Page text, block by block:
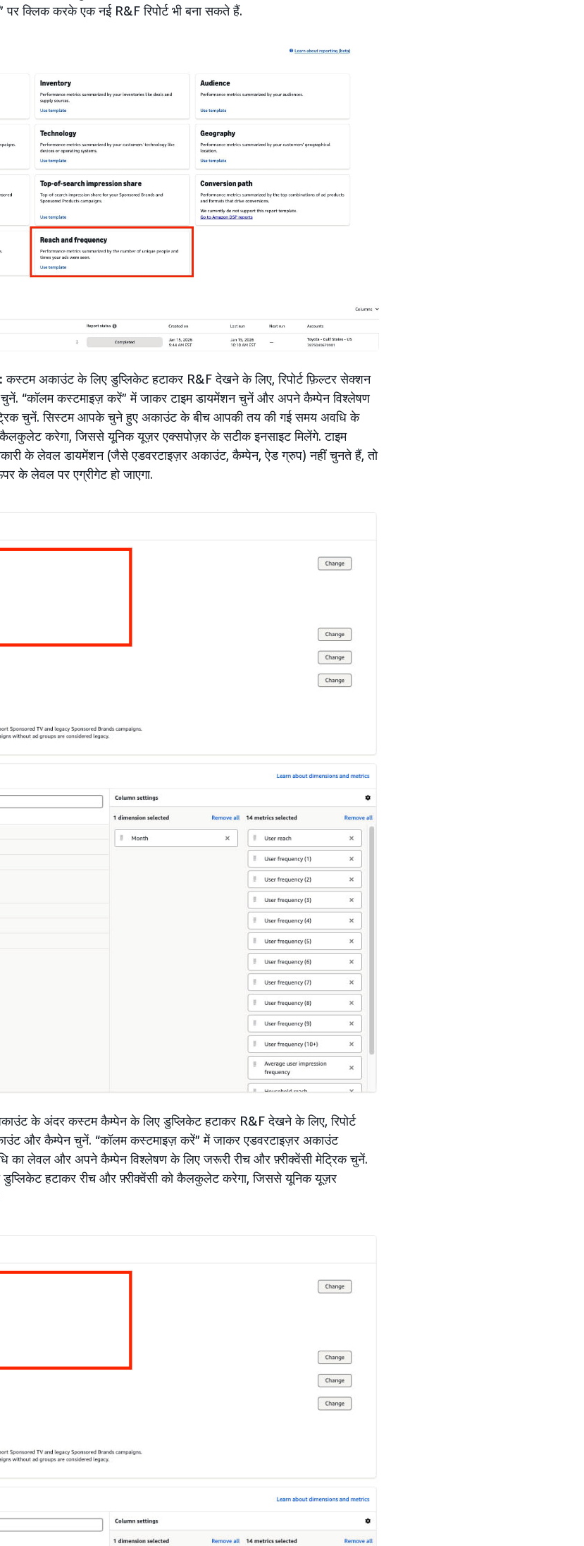
पर क्लिक करके एक नई R&F रिपोर्ट भी बना सकते हैं.
कस्टम अकाउंट के लिए डुप्लिकेट हटाकर R&F देखने के लिए, रिपोर्ट फ़िल्टर सेक्शन
“कॉलम कस्टमाइज़ करें” में जाकर टाइम डायमेंशन चुनें और अपने कैम्पेन विश्लेषण
चुनें. सिस्टम आपके चुने हुए अकाउंट के बीच आपकी तय की गई समय अवधि के
करेगा, जिससे यूनिक यूज़र एक्सपोज़र के सटीक इनसाइट मिलेंगे. टाइम
के लेवल डायमेंशन (जैसे एडवरटाइज़र अकाउंट, कैम्पेन, ऐड ग्रुप) नहीं चुनते हैं, तो
के लेवल पर एग्रीगेट हो जाएगा.
के अंदर कस्टम कैम्पेन के लिए डुप्लिकेट हटाकर R&F देखने के लिए, रिपोर्ट
और कैम्पेन चुनें. “कॉलम कस्टमाइज़ करें” में जाकर एडवरटाइज़र अकाउंट
का लेवल और अपने कैम्पेन विश्लेषण के लिए जरूरी रीच और फ़्रीक्वेंसी मेट्रिक चुनें.
हटाकर रीच और फ़्रीक्वेंसी को कैलकुलेट करेगा, जिससे यूनिक यूज़र